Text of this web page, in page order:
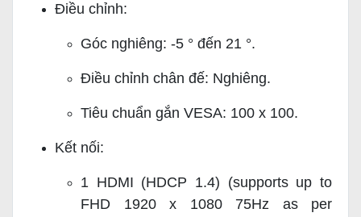
Điều chỉnh:
Góc nghiêng: -5 ° đến 21 °.
Điều chỉnh chân đế: Nghiêng.
Tiêu chuẩn gắn VESA: 100 x 100.
Kết nối:
1 HDMI (HDCP 1.4) (supports up to
FHD 1920 x 1080 75Hz as per